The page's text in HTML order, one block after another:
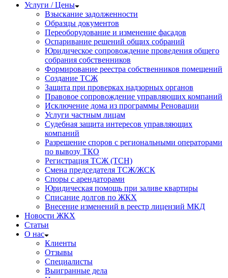
Услуги / Цены
Взыскание задолженности
Образцы документов
Переоборудование и изменение фасадов
Оспаривание решений общих собраний
Юридическое сопровождение проведения общего
собрания собственников
Формирование реестра собственников помещений
Создание ТСЖ
Защита при проверках надзорных органов
Правовое сопровождение управляющих компаний
Исключение дома из программы Реновации
Услуги частным лицам
Судебная защита интересов управляющих
компаний
Разрешение споров с региональными операторами
по вывозу ТКО
Регистрация ТСЖ (ТСН)
Смена председателя ТСЖ/ЖСК
Споры с арендаторами
Юридическая помощь при заливе квартиры
Списание долгов по ЖКХ
Внесение изменений в реестр лицензий МКД
Новости ЖКХ
Статьи
О нас
Клиенты
Отзывы
Специалисты
Выигранные дела